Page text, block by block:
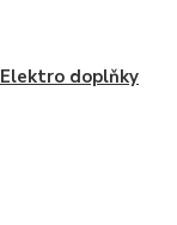
Elektro doplňky